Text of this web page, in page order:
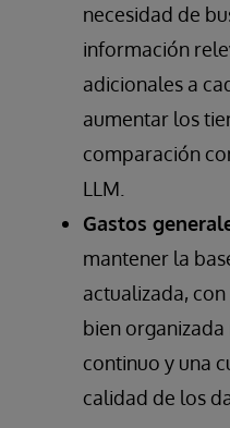
necesidad de
información
adicionales a
aumentar los
comparación
LLM.
Gastos
mantener la
actualizada,
bien
continuo y una
calidad de los